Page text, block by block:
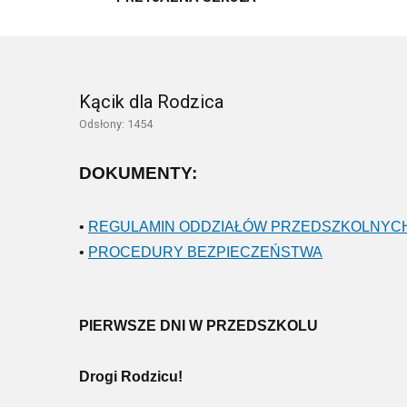
Kącik dla Rodzica
Odsłony: 1454
DOKUMENTY:
• REGULAMIN ODDZIAŁÓW
• PROCEDURY BEZPIECZEŃSTWA
PIERWSZE DNI W PRZEDSZKOLU
Drogi Rodzicu!